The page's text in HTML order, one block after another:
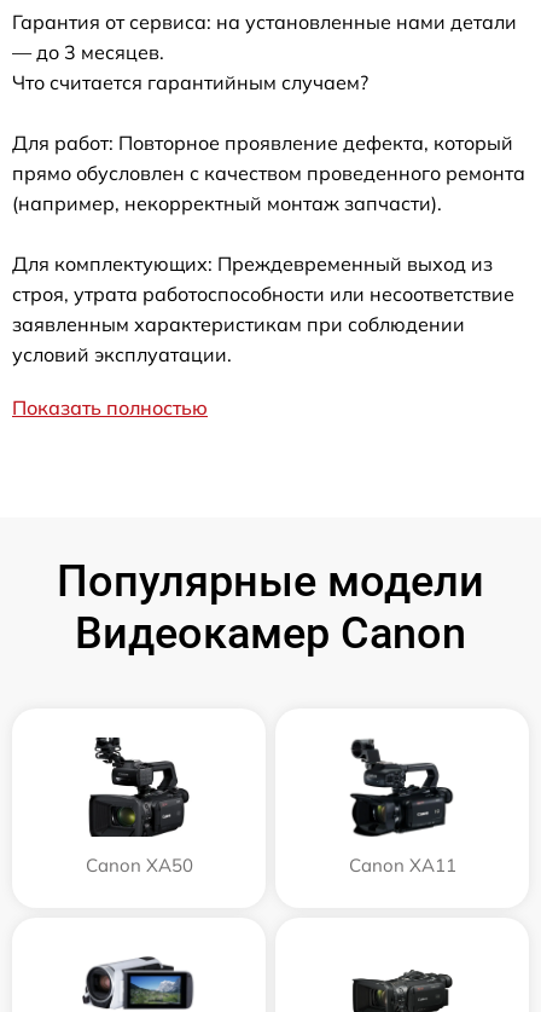
Гарантия от сервиса: на установленные нами детали
— до 3 месяцев.
Что считается гарантийным случаем?
Для работ: Повторное проявление дефекта, который
прямо обусловлен с качеством проведенного ремонта
(например, некорректный монтаж запчасти).
Для комплектующих: Преждевременный выход из
строя, утрата работоспособности или несоответствие
заявленным характеристикам при соблюдении
условий эксплуатации.
Показать полностью
Популярные модели
Видеокамер Canon
Canon XA50 Canon XA11